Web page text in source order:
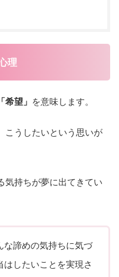
理
希望」 を意味します。
こうしたいという思いが
気持ちが夢に出てきてい
な諦めの気持ちに気づ
したいことを実現さ